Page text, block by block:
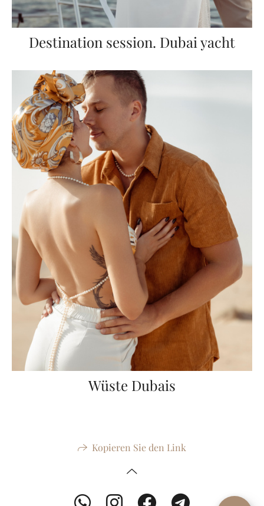
Destination session. Dubai yacht
Wüste Dubais
Kopieren Sie den Link